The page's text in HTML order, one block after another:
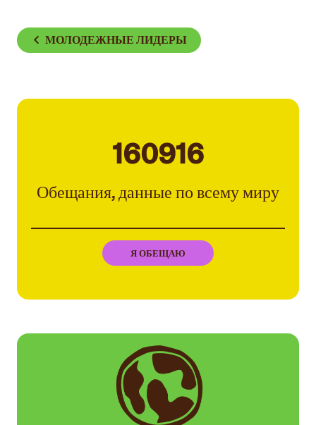
МОЛОДЕЖНЫЕ ЛИДЕРЫ
160916
Обещания, данные по всему миру
Я ОБЕЩАЮ